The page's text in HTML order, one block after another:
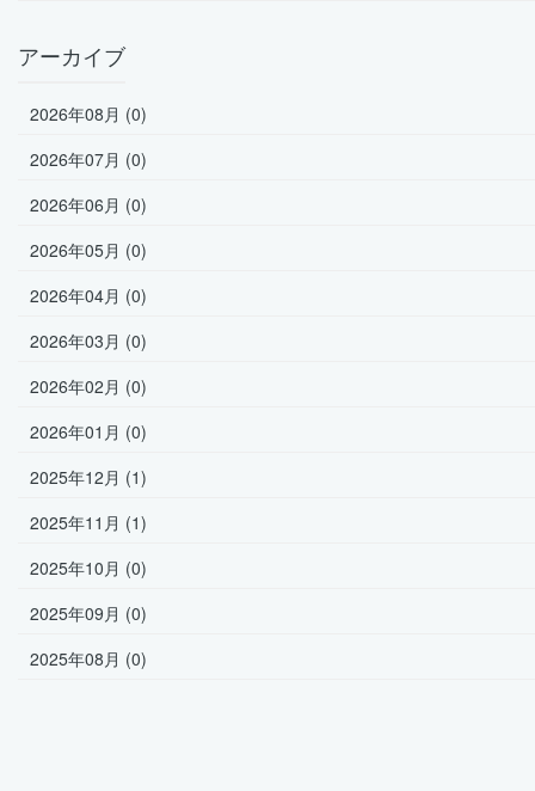
アーカイブ
2026年08月 (0)
2026年07月 (0)
2026年06月 (0)
2026年05月 (0)
2026年04月 (0)
2026年03月 (0)
2026年02月 (0)
2026年01月 (0)
2025年12月 (1)
2025年11月 (1)
2025年10月 (0)
2025年09月 (0)
2025年08月 (0)